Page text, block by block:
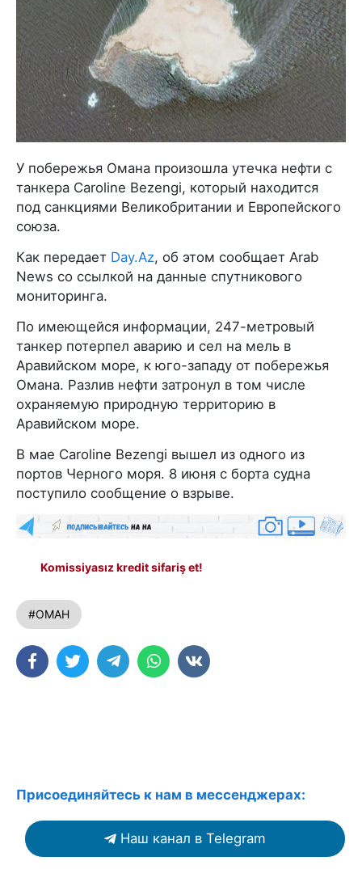
У побережья Омана произошла утечка нефти с
танкера Caroline Bezengi, который находится
под санкциями Великобритании и Европейского
союза.
Как передает Day.Az, об этом сообщает Arab
News со ссылкой на данные спутникового
мониторинга.
По имеющейся информации, 247-метровый
танкер потерпел аварию и сел на мель в
Аравийском море, к юго-западу от побережья
Омана. Разлив нефти затронул в том числе
охраняемую природную территорию в
Аравийском море.
В мае Caroline Bezengi вышел из одного из
портов Черного моря. 8 июня с борта судна
поступило сообщение о взрыве.
Komissiyasız kredit sifariş et!
#ОМАН
Присоединяйтесь к нам в мессенджерах:
Наш канал в Telegram